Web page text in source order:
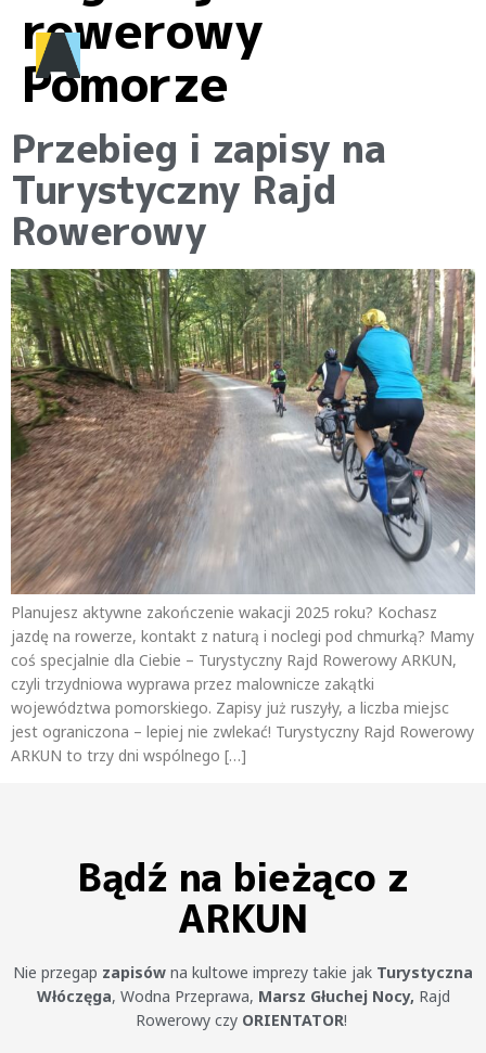
rowerowy
Pomorze
Przebieg i zapisy na
Turystyczny Rajd
Rowerowy
Planujesz aktywne zakończenie wakacji 2025 roku? Kochasz
jazdę na rowerze, kontakt z naturą i noclegi pod chmurką? Mamy
coś specjalnie dla Ciebie – Turystyczny Rajd Rowerowy ARKUN,
czyli trzydniowa wyprawa przez malownicze zakątki
województwa pomorskiego. Zapisy już ruszyły, a liczba miejsc
jest ograniczona – lepiej nie zwlekać! Turystyczny Rajd Rowerowy
ARKUN to trzy dni wspólnego […]
Bądź na bieżąco z
ARKUN
Nie przegap zapisów na kultowe imprezy takie jak Turystyczna
Włóczęga, Wodna Przeprawa, Marsz Głuchej Nocy, Rajd
Rowerowy czy ORIENTATOR!